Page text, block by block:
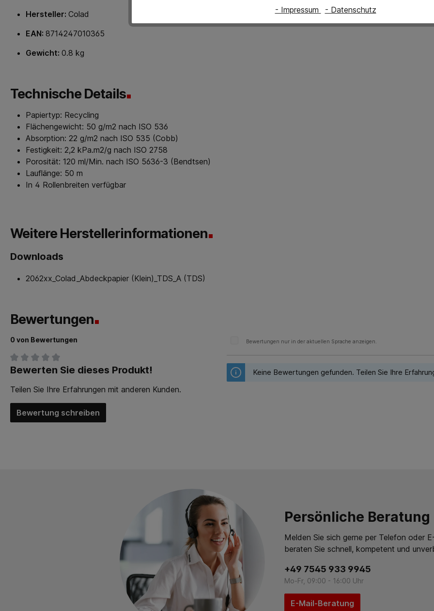
Hersteller: Colad
EAN: 8714247010365
Gewicht: 0.8 kg
Technische Details
Papiertyp: Recycling
Flächengewicht: 50 g/m2 nach ISO 536
Absorption: 22 g/m2 nach ISO 535 (Cobb)
Festigkeit: 2,2 kPa.m2/g nach ISO 2758
Porosität: 120 ml/Min. nach ISO 5636-3 (Bendtsen)
Lauflänge: 50 m
In 4 Rollenbreiten verfügbar
Weitere Herstellerinformationen
Downloads
2062xx_Colad_Abdeckpapier (Klein)_TDS_A (TDS)
Bewertungen
0 von Bewertungen
Durchschnittliche Bewertung von 0 von 5 Sternen
Bewerten Sie dieses Produkt!
Teilen Sie Ihre Erfahrungen mit anderen Kunden.
Bewertung schreiben
Bewertungen nur in der aktuellen Sprache anzeigen.
Keine Bewertungen gefunden. Teilen Sie Ihre
Persönliche Beratung
Melden Sie sich gerne per Telefon oder
beraten Sie schnell, kompetent und
+49 7545 933 9945
Mo-Fr, 09:00 - 16:00 Uhr
E-Mail-Beratung
- Impressum - Datenschutz